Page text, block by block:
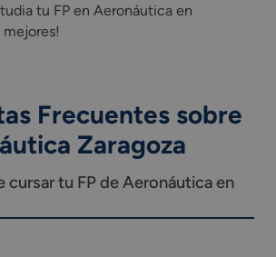
tu FP en Aeronáutica en
Frecuentes sobre
Zaragoza
cursar tu FP de Aeronáutica en